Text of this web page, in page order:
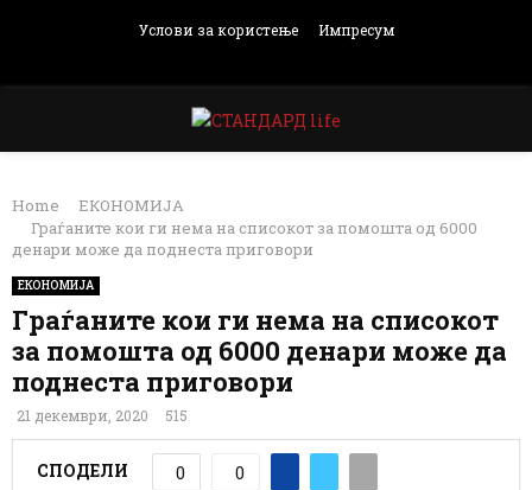
Услови за користење Импресум
PRIMARY
MENU
Home
ЕКОНОМИЈА
Граѓаните кои ги нема на списокот за помошта од 6000
денари може да поднеста приговори
ЕКОНОМИЈА
Граѓаните кои ги нема на списокот
за помошта од 6000 денари може да
поднеста приговори
21 декември, 2020 515
СПОДЕЛИ 0 0